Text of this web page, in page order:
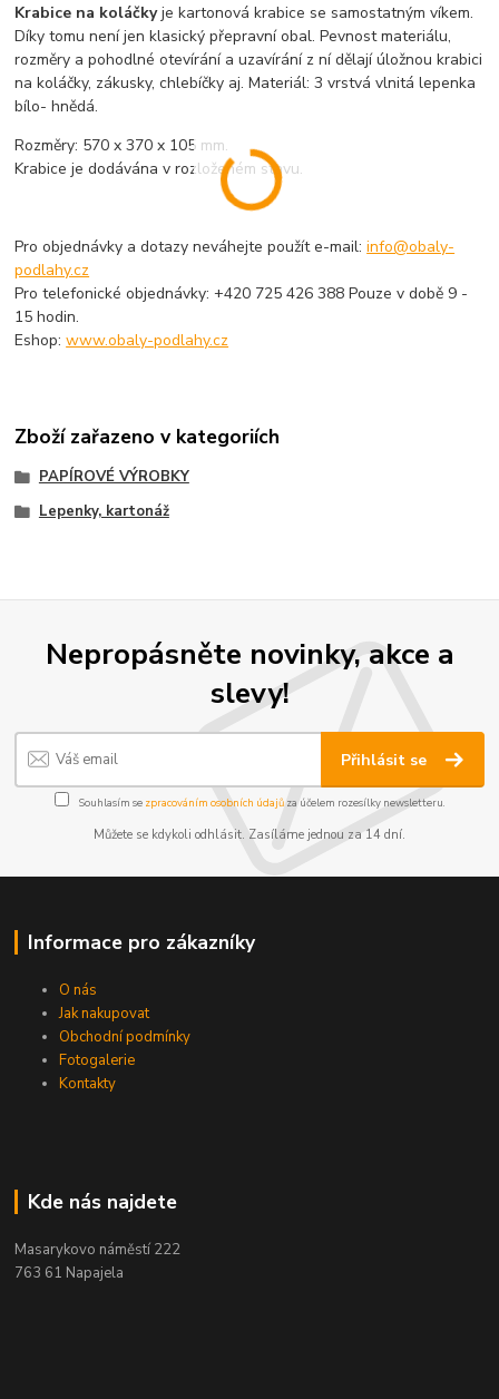
Krabice na koláčkyje kartonová krabice se samostatným víkem.
Díky tomu není jen klasický přepravní obal. Pevnost materiálu,
rozměry a pohodlné otevírání a uzavírání z ní dělají úložnou krabici
na koláčky, zákusky, chlebíčky aj. Materiál: 3 vrstvá vlnitá lepenka
bílo- hnědá.
Rozměry: 570 x 370 x 105 mm.
Krabice je dodávána v rozloženém stavu.
Pro objednávky a dotazy neváhejte použít e-mail:info@obaly-
podlahy.cz
Pro telefonické objednávky: +420 725 426 388 Pouze v době 9 -
15 hodin.
Eshop:www.obaly-podlahy.cz
Zboží zařazeno v kategoriích
PAPÍROVÉ VÝROBKY
Lepenky, kartonáž
Nepropásněte novinky, akce a
slevy!
Přihlásit se
Souhlasím se zpracováním osobních údajůza účelem rozesílky newsletteru.
Můžete se kdykoli odhlásit. Zasíláme jednou za 14 dní.
Informace pro zákazníky
O nás
Jak nakupovat
Obchodní podmínky
Fotogalerie
Kontakty
Kde nás najdete
Masarykovo náměstí 222
763 61 Napajela